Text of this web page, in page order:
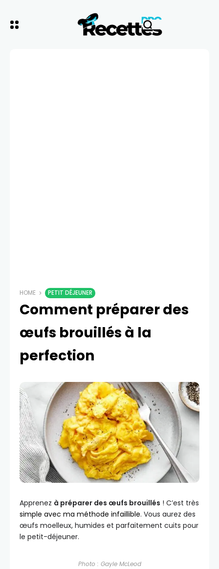
HOME PETIT DÉJEUNER
Comment préparer des
œufs brouillés à la
perfection
Apprenez à préparer des œufs brouillés ! C’est très
simple avec ma méthode infaillible. Vous aurez des
œufs moelleux, humides et parfaitement cuits pour
le petit-déjeuner.
Photo : Gayle McLeod